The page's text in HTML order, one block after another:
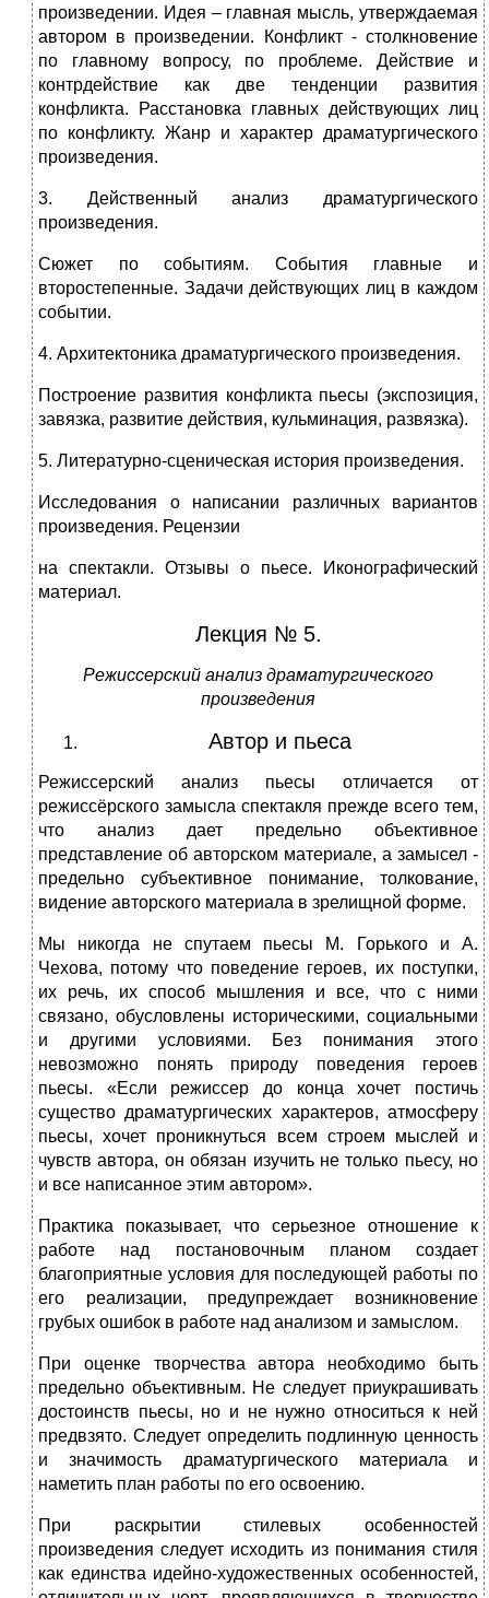
произведении. Идея – главная мысль, утверждаемая
автором в произведении. Конфликт - столкновение
по главному вопросу, по проблеме. Действие и
контрдействие как две тенденции развития
конфликта. Расстановка главных действующих лиц
по конфликту. Жанр и характер драматургического
произведения.
3. Действенный
анализ драматургического
произведения.
Сюжет по событиям. События главные и
второстепенные. Задачи действующих лиц в каждом
событии.
4. Архитектоника драматургического произведения.
Построение развития конфликта пьесы (экспозиция,
завязка, развитие действия, кульминация, развязка).
5. Литературно-сценическая история произведения.
Исследования о написании различных вариантов
произведения. Рецензии
на спектакли. Отзывы о пьесе. Иконографический
материал.
Лекция № 5.
Режиссерский анализ драматургического
произведения
Автор и пьеса
Режиссерский анализ пьесы отличается от
режиссёрского замысла спектакля прежде всего тем,
что анализ дает предельно объективное
представление об авторском материале, а замысел -
предельно субъективное понимание, толкование,
видение авторского материала в зрелищной форме.
Мы никогда не спутаем пьесы М. Горького и А.
Чехова, потому что поведение героев, их поступки,
их речь, их способ мышления и все, что с ними
связано, обусловлены историческими, социальными
и другими условиями. Без понимания этого
невозможно понять природу поведения героев
пьесы. «Если режиссер до конца хочет постичь
существо драматургических характеров, атмосферу
пьесы, хочет проникнуться всем строем мыслей и
чувств автора, он обязан изучить не только пьесу, но
и все написанное этим автором».
Практика показывает, что серьезное отношение к
работе над постановочным планом создает
благоприятные условия для последующей работы по
его реализации, предупреждает возникновение
грубых ошибок в работе над анализом и замыслом.
При оценке творчества автора необходимо быть
предельно объективным. Не следует приукрашивать
достоинств пьесы, но и не нужно относиться к ней
предвзято. Следует определить подлинную ценность
и значимость драматургического материала и
наметить план работы по его освоению.
При раскрытии стилевых особенностей
произведения следует исходить из понимания стиля
как единства идейно-художественных особенностей,